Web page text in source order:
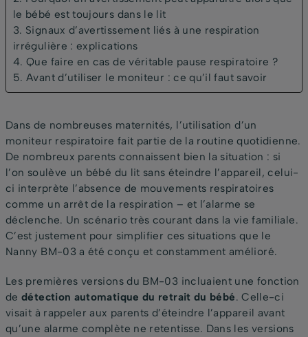
le bébé est toujours dans le lit
3. Signaux d’avertissement liés à une respiration
irrégulière : explications
4. Que faire en cas de véritable pause respiratoire ?
5. Avant d’utiliser le moniteur : ce qu’il faut savoir
Dans de nombreuses maternités, l’utilisation d’un
moniteur respiratoire fait partie de la routine quotidienne.
De nombreux parents connaissent bien la situation : si
l’on soulève un bébé du lit sans éteindre l’appareil, celui-
ci interprète l’absence de mouvements respiratoires
comme un arrêt de la respiration – et l’alarme se
déclenche. Un scénario très courant dans la vie familiale.
C’est justement pour simplifier ces situations que le
Nanny BM-03 a été conçu et constamment amélioré.
Les premières versions du BM-03 incluaient une fonction
dedétection automatique du retrait du bébé. Celle-ci
visait à rappeler aux parents d’éteindre l’appareil avant
qu’une alarme complète ne retentisse. Dans les versions